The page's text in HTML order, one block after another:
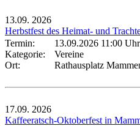
13.09. 2026
Herbstfest des Heimat- und
Termin:
13.09.2026 11:00 Uhr
Kategorie:
Vereine
Ort:
Rathausplatz
17.09. 2026
Kaffeeratsch-Oktoberfest in